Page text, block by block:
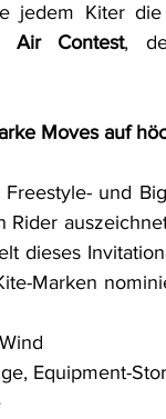
jedem Kiter
Air Contest,
Moves auf
Freestyle- und
dieses
Marken
Equipment-